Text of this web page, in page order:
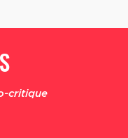
critique